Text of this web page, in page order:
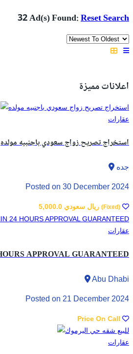
32 Ad(s) Found:Reset Search
اعلانات مميزة
عقارات
استخراج تصريح زواج سعودي باجنبيه مولده
جده
Posted on 30 December 2024
(Fixed)
عقارات
APPROVAL GUARANTEED
Abu Dhabi
Posted on 21 December 2024
Price On Call
عقارات